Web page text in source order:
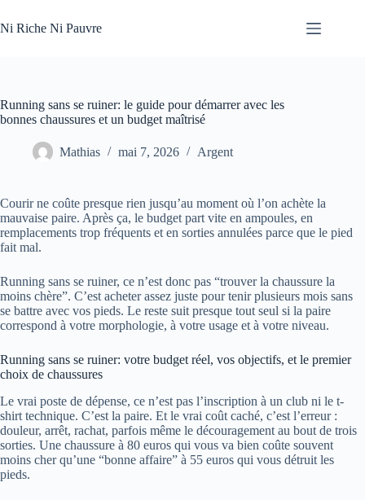
au
contenu
Ni Riche Ni Pauvre
Running sans se ruiner: le guide pour démarrer avec les
bonnes chaussures et un budget maîtrisé
Mathias mai 7, 2026 Argent
Courir ne coûte presque rien jusqu’au moment où l’on achète la
mauvaise paire. Après ça, le budget part vite en ampoules, en
remplacements trop fréquents et en sorties annulées parce que le pied
fait mal.
Running sans se ruiner, ce n’est donc pas “trouver la chaussure la
moins chère”. C’est acheter assez juste pour tenir plusieurs mois sans
se battre avec vos pieds. Le reste suit presque tout seul si la paire
correspond à votre morphologie, à votre usage et à votre niveau.
Running sans se ruiner: votre budget réel, vos objectifs, et le premier
choix de chaussures
Le vrai poste de dépense, ce n’est pas l’inscription à un club ni le t-
shirt technique. C’est la paire. Et le vrai coût caché, c’est l’erreur :
douleur, arrêt, rachat, parfois même le découragement au bout de trois
sorties. Une chaussure à 80 euros qui vous va bien coûte souvent
moins cher qu’une “bonne affaire” à 55 euros qui vous détruit les
pieds.